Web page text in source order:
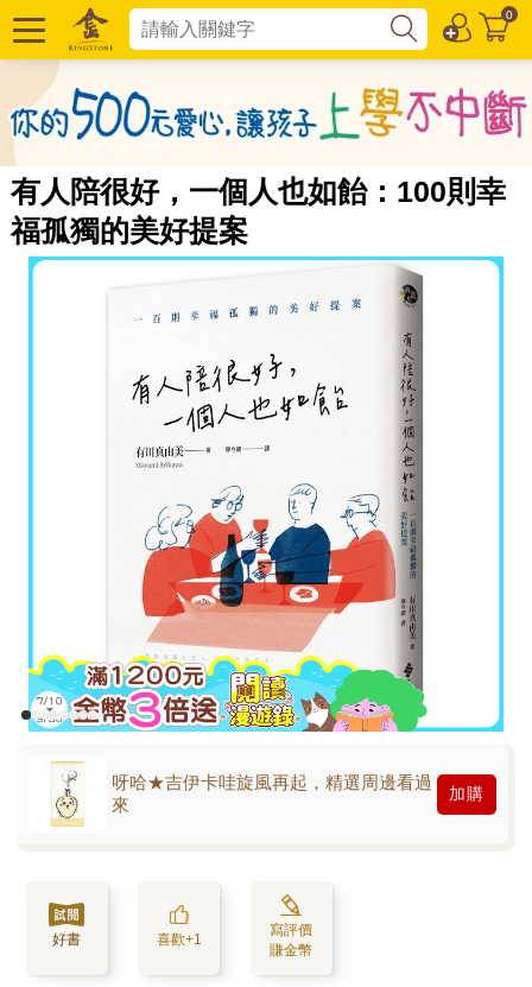
0
有人陪很好，一個人也如飴：100則幸
福孤獨的美好提案
呀哈★吉伊卡哇旋風再起，精選周邊看過
來
加購
好書 喜歡+1
寫評價
賺金幣